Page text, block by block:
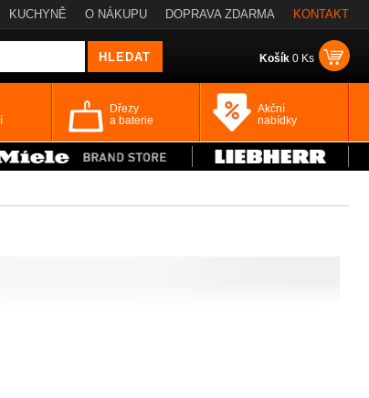
KUCHYNĚ O NÁKUPU DOPRAVA ZDARMA KONTAKT
Košík0 Ks
Dřezy
a baterie
Akční
nabídky